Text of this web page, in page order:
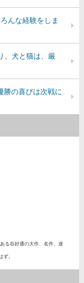
んな経験をしま
、犬と猫は、厳
勝の喜びは次戦に
る谷好通の大作、名作、迷
ず。